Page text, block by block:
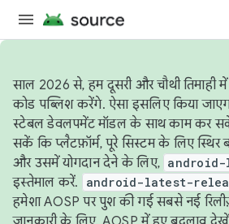
साल 2026 से, हम दूसरी और चौथी तिमाही
कोड पब्लिश करेंगे. ऐसा इसलिए किया
स्टेबल डेवलपमेंट मॉडल के साथ काम कर
सकें कि प्लैटफ़ॉर्म, पूरे सिस्टम के लिए स्थिर
और उसमें योगदान देने के लिए,
इस्तेमाल करें.
android-latest-
हमेशा AOSP पर पुश की गई सबसे नई